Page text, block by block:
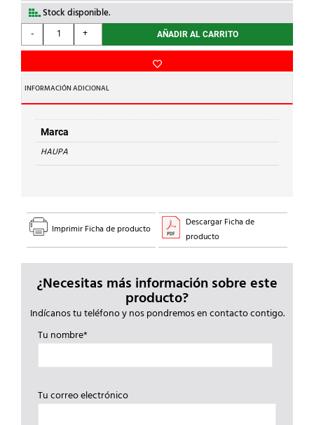
Stock disponible.
-
HAUPA
-
UNIVERSAL
METALICA
ARMARIOS
cantidad
+ AÑADIR AL CARRITO
INFORMACIÓN ADICIONAL
Marca
HAUPA
Imprimir Ficha de producto
Descargar Ficha de
producto
¿Necesitas más información sobre este
producto?
Indícanos tu teléfono y nos pondremos en contacto contigo.
Tu nombre*
Tu correo electrónico